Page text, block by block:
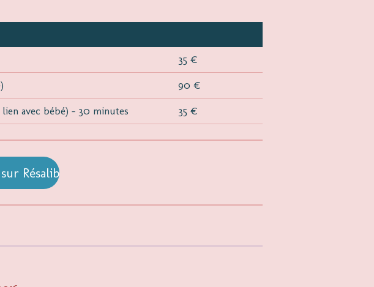
35 €
90 €
avec bébé) - 30 minutes 35 €
Résalib